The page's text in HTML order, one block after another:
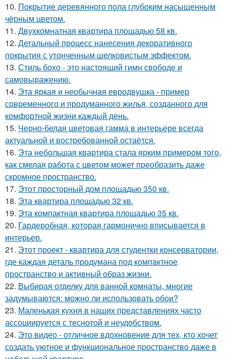
10. Покрытие деревянного пола глубоким насыщенным
чёрным цветом.
11. Двухкомнатная квартира площадью 58 кв.
12. Детальный процесс нанесения декоративного
покрытия с утонченным шелковистым эффектом.
13. Стиль бохо - это настоящий гимн свободе и
самовыражению.
14. Эта яркая и необычная евродвушка - пример
современного и продуманного жилья, созданного для
комфортной жизни каждый день.
15. Черно-белая цветовая гамма в интерьере всегда
актуальной и востребованной остаётся.
16. Эта небольшая квартира стала ярким примером того,
как смелая работа с цветом может преобразить даже
скромное пространство.
17. Этот просторный дом площадью 350 кв.
18. Эта квартира площадью 32 кв.
19. Эта компактная квартира площадью 35 кв.
20. Гардеробная, которая гармонично вписывается в
интерьер.
21. Этот проект - квартира для студентки консерватории,
где каждая деталь продумана под компактное
пространство и активный образ жизни.
22. Выбирая отделку для ванной комнаты, многие
задумываются: можно ли использовать обои?
23. Маленькая кухня в наших представлениях часто
ассоциируется с теснотой и неудобством.
24. Это видео - отличное вдохновение для тех, кто хочет
создать уютное и функциональное пространство даже в